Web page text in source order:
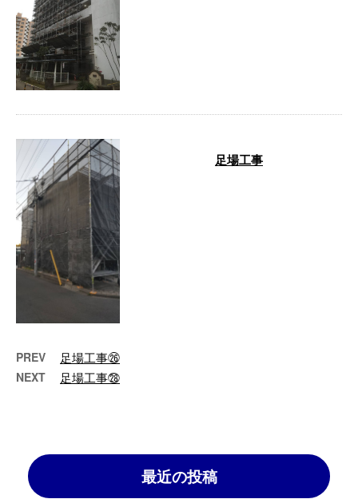
足場工事
PREV 足場工事㉖
NEXT 足場工事㉘
最近の投稿